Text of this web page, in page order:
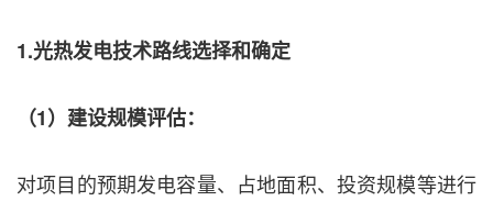
1.光热发电技术路线选择和确定
（1）建设规模评估：
对项目的预期发电容量、占地面积、投资规模等进行